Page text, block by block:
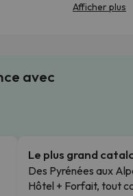
Afficher plus
avec
Le plus grand
Des Pyrénées aux
Hôtel + Forfait, tout